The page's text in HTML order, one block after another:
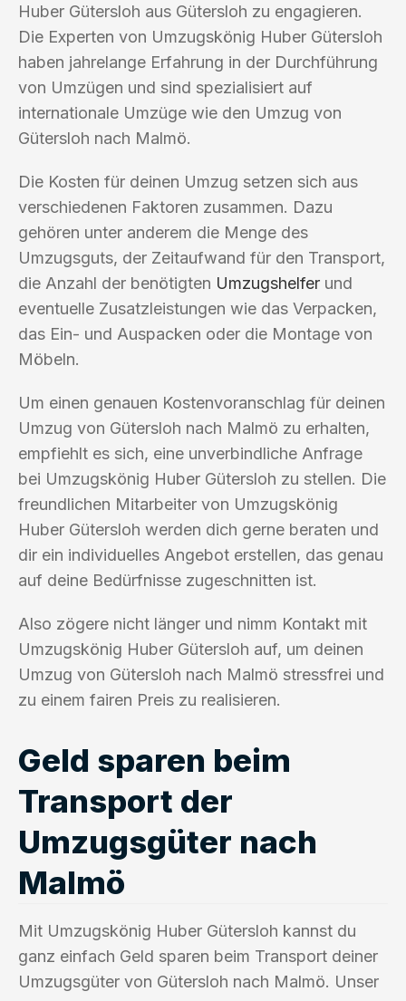
Huber Gütersloh aus Gütersloh zu engagieren.
Die Experten von Umzugskönig Huber Gütersloh
haben jahrelange Erfahrung in der Durchführung
von Umzügen und sind spezialisiert auf
internationale Umzüge wie den Umzug von
Gütersloh nach Malmö.
Die Kosten für deinen Umzug setzen sich aus
verschiedenen Faktoren zusammen. Dazu
gehören unter anderem die Menge des
Umzugsguts, der Zeitaufwand für den Transport,
die Anzahl der benötigten Umzugshelfer und
eventuelle Zusatzleistungen wie das Verpacken,
das Ein- und Auspacken oder die Montage von
Möbeln.
Um einen genauen Kostenvoranschlag für deinen
Umzug von Gütersloh nach Malmö zu erhalten,
empfiehlt es sich, eine unverbindliche Anfrage
bei Umzugskönig Huber Gütersloh zu stellen. Die
freundlichen Mitarbeiter von Umzugskönig
Huber Gütersloh werden dich gerne beraten und
dir ein individuelles Angebot erstellen, das genau
auf deine Bedürfnisse zugeschnitten ist.
Also zögere nicht länger und nimm Kontakt mit
Umzugskönig Huber Gütersloh auf, um deinen
Umzug von Gütersloh nach Malmö stressfrei und
zu einem fairen Preis zu realisieren.
Geld sparen beim
Transport der
Umzugsgüter nach
Malmö
Mit Umzugskönig Huber Gütersloh kannst du
ganz einfach Geld sparen beim Transport deiner
Umzugsgüter von Gütersloh nach Malmö. Unser